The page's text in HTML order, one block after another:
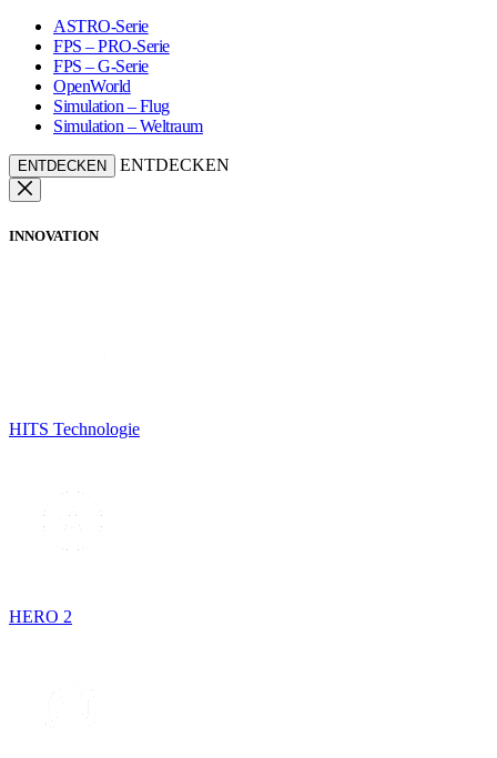
ASTRO-Serie
FPS – PRO-Serie
FPS – G-Serie
OpenWorld
Simulation – Flug
Simulation – Weltraum
ENTDECKEN ENTDECKEN
INNOVATION
HITS Technologie
HERO 2